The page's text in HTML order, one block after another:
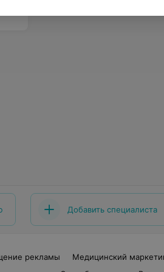
Добавить специалиста
рекламы
Медицинский